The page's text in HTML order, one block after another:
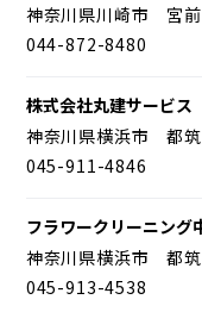
神奈川県川崎市 宮前
044-872-8480
株式会社丸建サービス
神奈川県横浜市 都筑
045-911-4846
フラワークリーニング
神奈川県横浜市 都筑
045-913-4538